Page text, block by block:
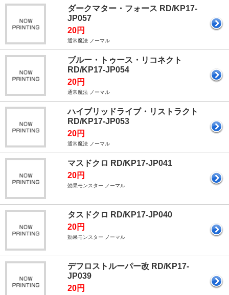
ダークマター・フォース RD/KP17-
JP057
20円
通常魔法 ノーマル
ブルー・トゥース・リコネクト
RD/KP17-JP054
20円
通常魔法 ノーマル
ハイブリッドライブ・リストラクト
RD/KP17-JP053
20円
通常魔法 ノーマル
マスドクロ RD/KP17-JP041
20円
効果モンスター ノーマル
タスドクロ RD/KP17-JP040
20円
効果モンスター ノーマル
デフロストルーパー改 RD/KP17-
JP039
20円